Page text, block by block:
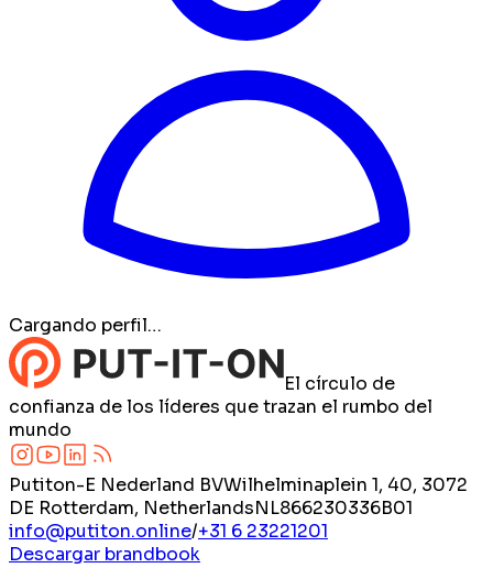
Cargando perfil…
El círculo de
confianza de los líderes que trazan el rumbo del
mundo
Putiton-E Nederland BVWilhelminaplein 1, 40, 3072
DE Rotterdam, NetherlandsNL866230336B01
info@putiton.online/+31 6 23221201
Descargar brandbook